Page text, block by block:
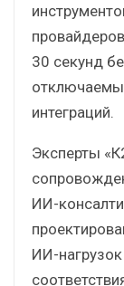
30 секунд
интеграций.
Эксперты
ИИ-
ИИ-